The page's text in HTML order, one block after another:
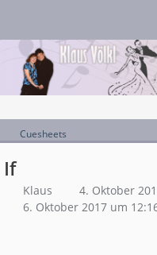
Cuesheets
If
Klaus
4. Oktober
6. Oktober 2017 um